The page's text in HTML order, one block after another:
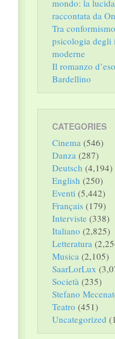
mondo: la
raccontata da
Tra
psicologia
moderne
Il romanzo
Bardellino
CATEGORIES
Cinema (546)
Danza (287)
Deutsch (4,194)
English (250)
Eventi (5,442)
Français (179)
Interviste (338)
Italiano (2,825)
Letteratura
Musica (2,105)
SaarLorLux
Società (235)
Stefano
Teatro (451)
Uncategorized